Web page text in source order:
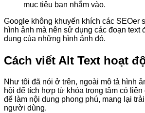
mục tiêu bạn nhắm vào.
Google không khuyến khích các SEOer
hình ảnh mà nên sử dụng các đoạn text
dung của những hình ảnh đó.
Cách viết Alt Text hoạt
Như tôi đã nói ở trên, ngoài mô tả hình
hội để tích hợp từ khóa trọng tâm có liên
để làm nội dung phong phú, mang lại
người dùng.